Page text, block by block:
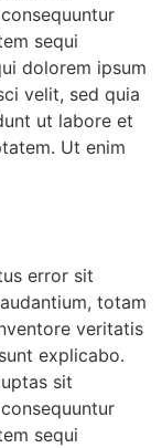
sequi
dolorem ipsum
velit, sed quia
ut labore et
Ut enim
error sit
totam
veritatis
explicabo.
sit
sequi